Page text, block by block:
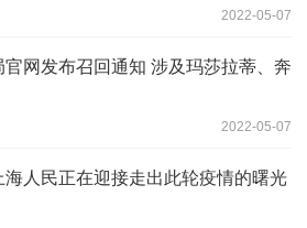
2022-05-07
网发布召回通知 涉及玛莎拉蒂、奔
2022-05-07
人民正在迎接走出此轮疫情的曙光